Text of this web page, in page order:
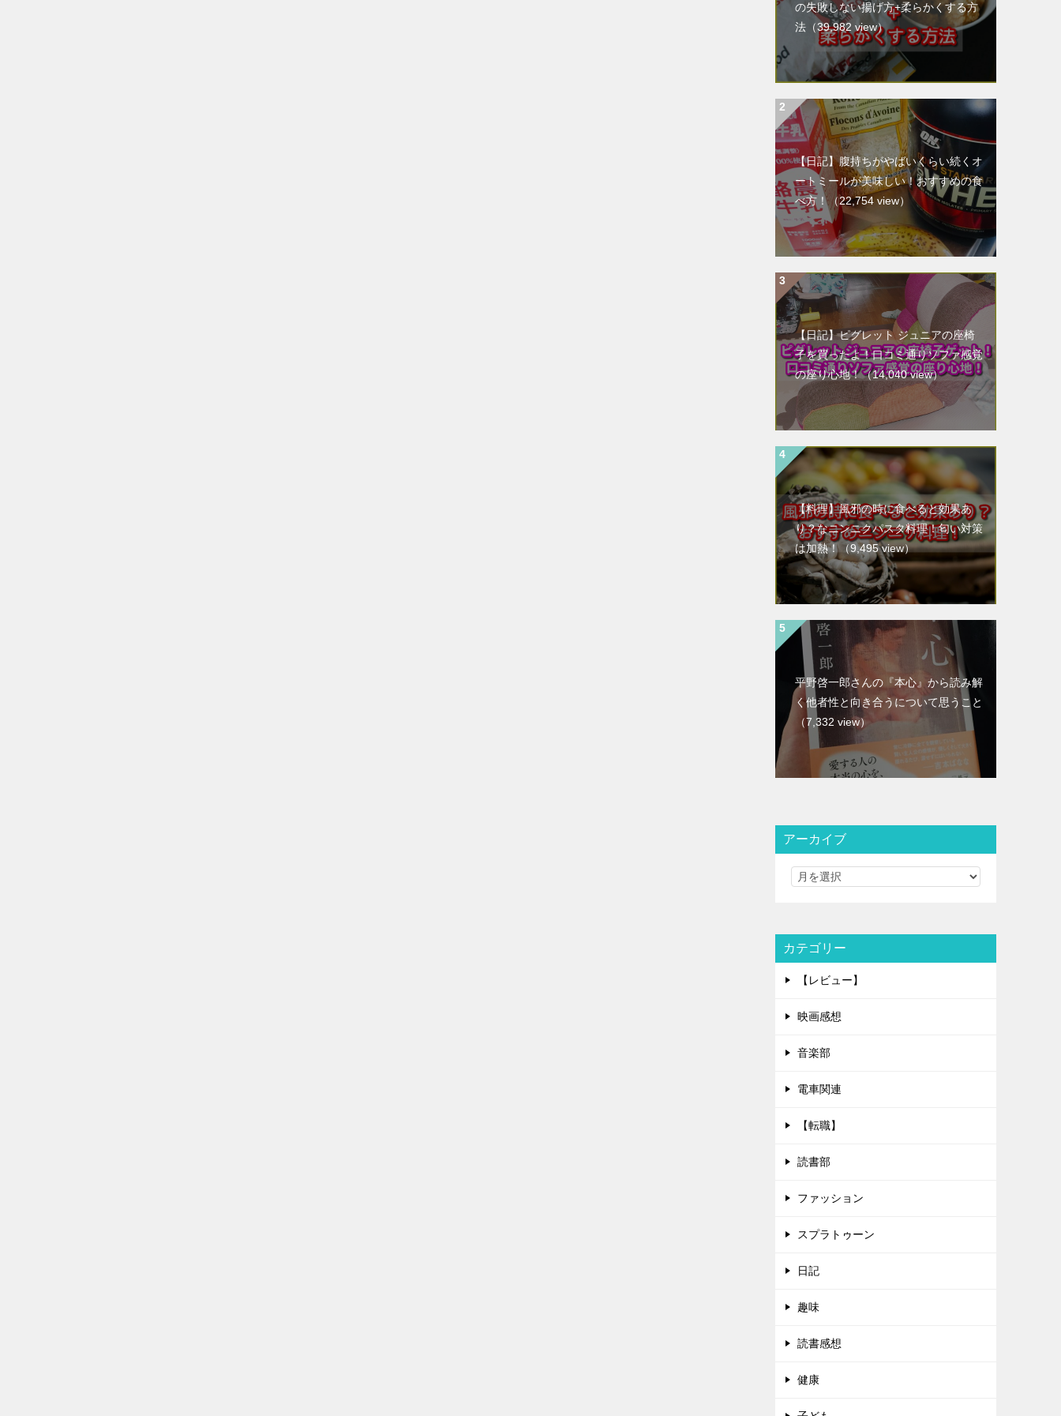
の失敗しない揚げ方+柔らかくする方
法 （39,982 view）
【日記】腹持ちがやばいくらい続くオ
ートミールが美味しい！おすすめの食
べ方！ （22,754 view）
【日記】ピグレット ジュニアの座椅
子を買ったよ！口コミ通りソファ感覚
の座り心地！（14,040 view）
【料理】風邪の時に食べると効果あ
り？なニンニクパスタ料理！匂い対策
は加熱！ （9,495 view）
平野啓一郎さんの『本心』から読み解
く他者性と向き合うについて思うこと
（7,332 view）
アーカイブ
カテゴリー
【レビュー】
映画感想
音楽部
電車関連
【転職】
読書部
ファッション
スプラトゥーン
日記
趣味
読書感想
健康